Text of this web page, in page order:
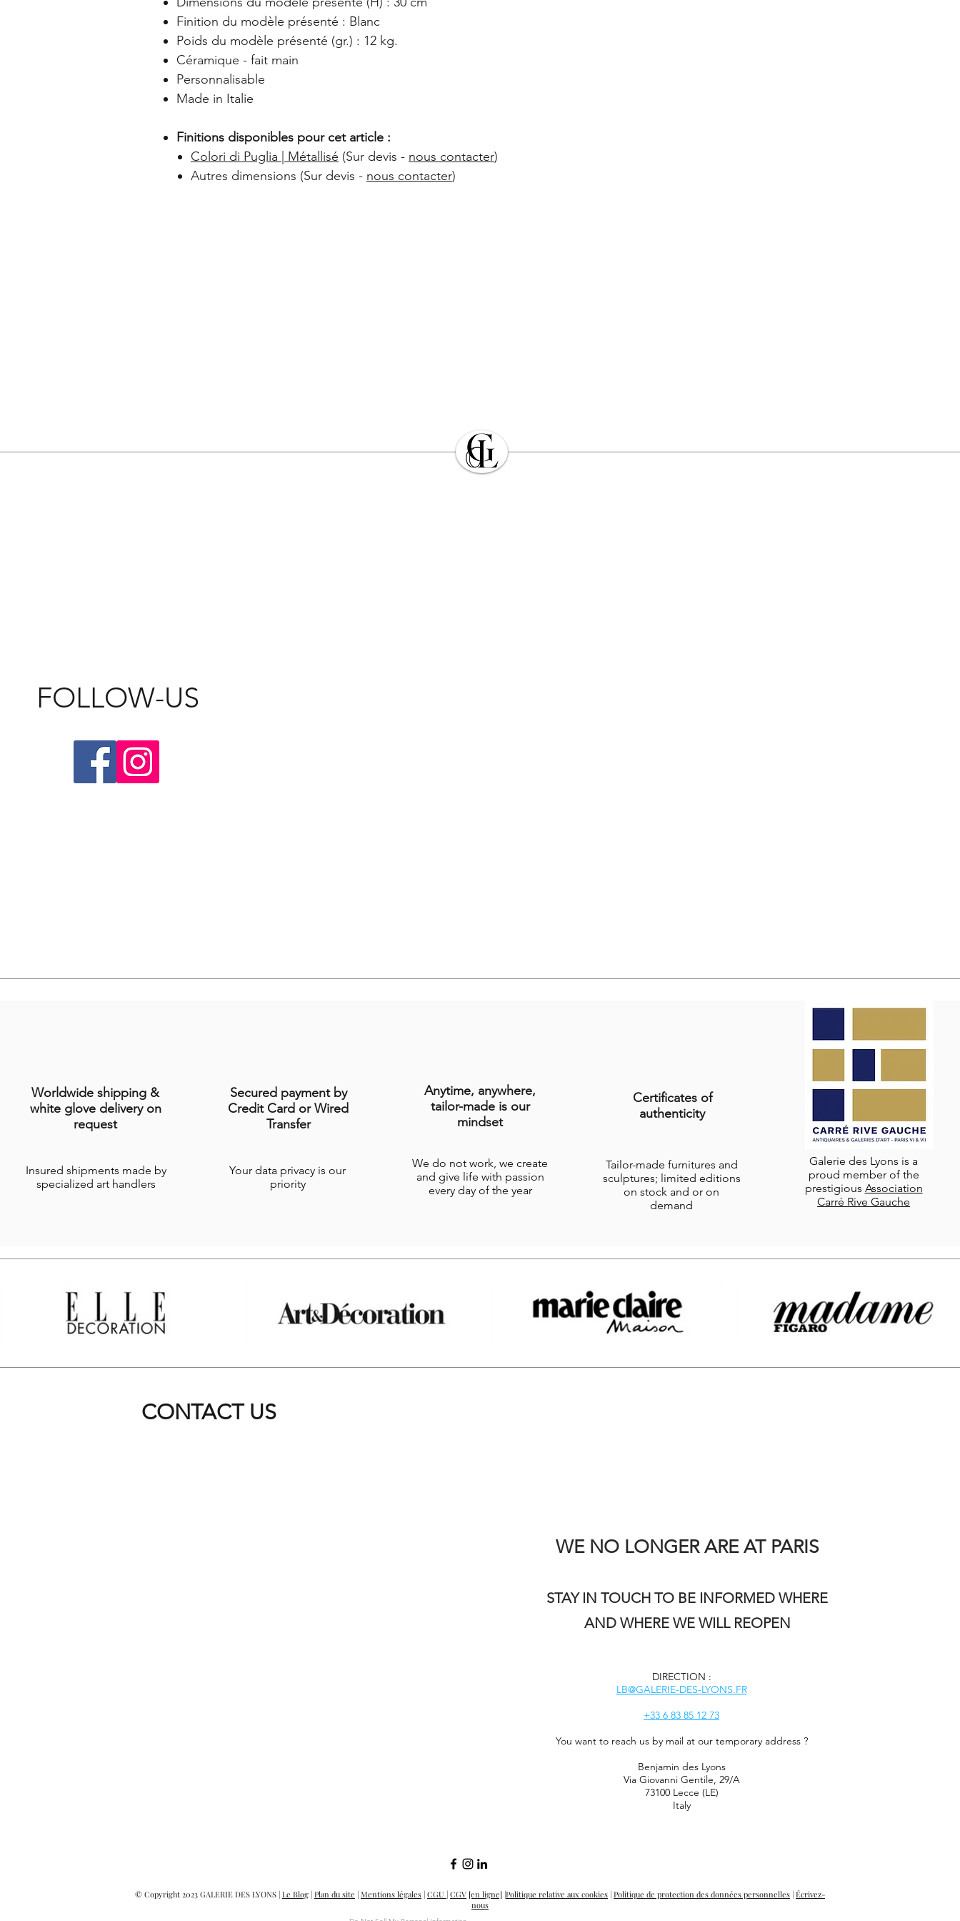
Finition du modèle présenté : Blanc
Poids du modèle présenté (gr.) : 12 kg.
Céramique - fait main
Personnalisable
Made in Italie
Finitions disponibles pour cet article :
Colori di Puglia | Métallisé (Sur devis - nous contacter)
Autres dimensions (Sur devis - nous contacter)
FOLLOW-US
Worldwide shipping &
white glove delivery on
request
Insured shipments made by
specialized art handlers
Secured payment by
Credit Card or Wired
Transfer
Your data privacy is our
priority
Anytime, anywhere,
tailor-made is our
mindset
We do not work, we create
and give life with passion
every day of the year
Certificates of
authenticity
Tailor-made furnitures and
sculptures; limited editions
on stock and or on
demand
Galerie des Lyons is a
proud member of the
prestigious Association
Carré Rive Gauche
CONTACT US
WE NO LONGER ARE AT PARIS
STAY IN TOUCH TO BE INFORMED WHERE
AND WHERE WE WILL REOPEN
DIRECTION :
LB@GALERIE-DES-LYONS.FR
+33 6 83 85 12 73
You want to reach us by mail at our temporary address ?
Benjamin des Lyons
Via Giovanni Gentile, 29/A
73100 Lecce (LE)
Italy
© Copyright 2023 GALERIE DES LYONS | Le Blog | Plan du site | Mentions légales | CGU | CGV [en ligne] |Politique relative aux cookies | Politique de protection des données personnelles | Écrivez-
nous